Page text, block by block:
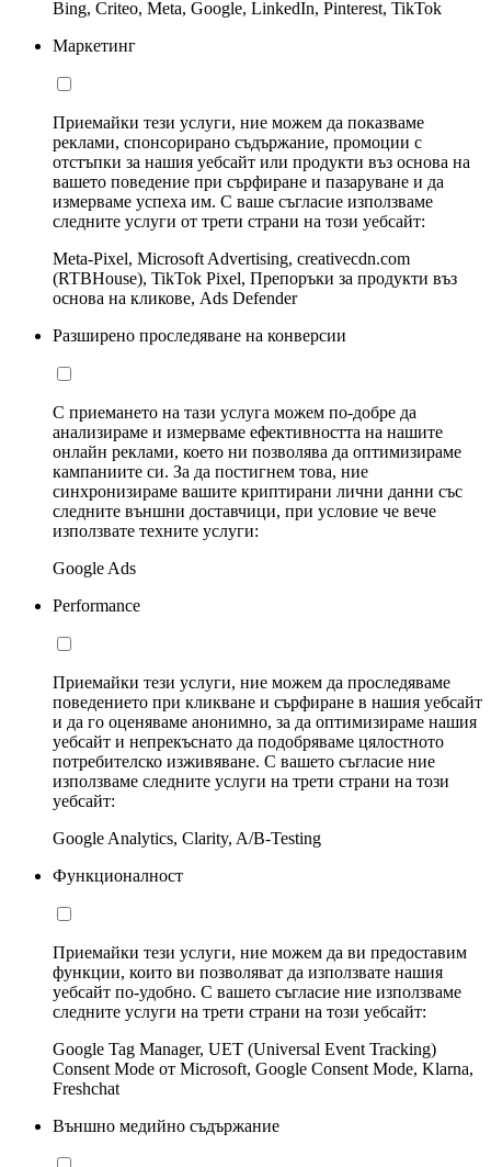
Bing, Criteo, Meta, Google, LinkedIn, Pinterest, TikTok
Маркетинг
Приемайки тези услуги, ние можем да показваме
реклами, спонсорирано съдържание, промоции с
отстъпки за нашия уебсайт или продукти въз основа на
вашето поведение при сърфиране и пазаруване и да
измерваме успеха им. С ваше съгласие използваме
следните услуги от трети страни на този уебсайт:
Meta-Pixel, Microsoft Advertising, creativecdn.com
(RTBHouse), TikTok Pixel, Препоръки за продукти въз
основа на кликове, Ads Defender
Разширено проследяване на конверсии
С приемането на тази услуга можем по-добре да
анализираме и измерваме ефективността на нашите
онлайн реклами, което ни позволява да оптимизираме
кампаниите си. За да постигнем това, ние
синхронизираме вашите криптирани лични данни със
следните външни доставчици, при условие че вече
използвате техните услуги:
Google Ads
Performance
Приемайки тези услуги, ние можем да проследяваме
поведението при кликване и сърфиране в нашия уебсайт
и да го оценяваме анонимно, за да оптимизираме нашия
уебсайт и непрекъснато да подобряваме цялостното
потребителско изживяване. С вашето съгласие ние
използваме следните услуги на трети страни на този
уебсайт:
Google Analytics, Clarity, A/B-Testing
Функционалност
Приемайки тези услуги, ние можем да ви предоставим
функции, които ви позволяват да използвате нашия
уебсайт по-удобно. С вашето съгласие ние използваме
следните услуги на трети страни на този уебсайт:
Google Tag Manager, UET (Universal Event Tracking)
Consent Mode от Microsoft, Google Consent Mode, Klarna,
Freshchat
Външно медийно съдържание